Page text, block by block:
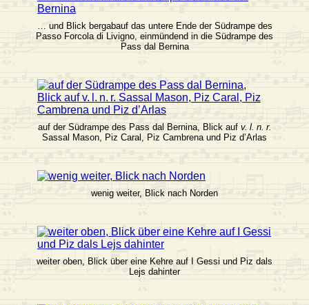
… und Blick bergabauf das untere Ende der Südrampe des
Passo Forcola di Livigno, einmündend in die Südrampe des
Pass dal Bernina
auf der Südrampe des Pass dal Bernina, Blick auf v. l. n. r.
Sassal Mason, Piz Caral, Piz Cambrena und Piz d’Arlas
wenig weiter, Blick nach Norden
weiter oben, Blick über eine Kehre auf I Gessi und Piz dals
Lejs dahinter